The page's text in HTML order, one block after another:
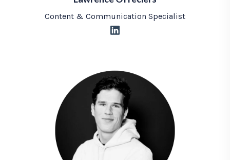
Content & Communication Specialist